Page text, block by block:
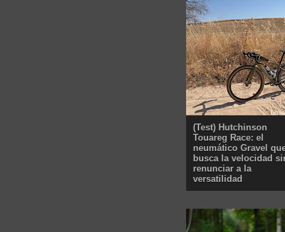
(Test) Hutchinson
Touareg Race: el
neumático Gravel
busca la velocidad
renunciar a la
versatilidad